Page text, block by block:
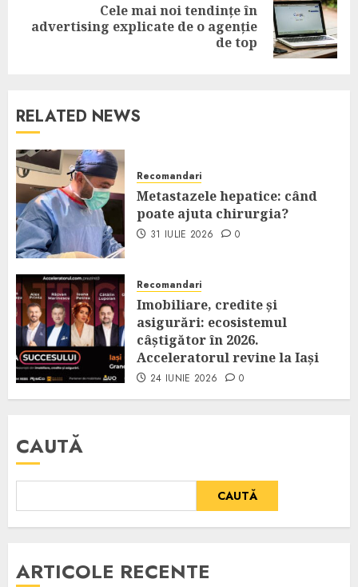
Next
Cele mai noi tendințe în
advertising explicate de o agenție
de top
RELATED NEWS
Recomandari
Metastazele hepatice: când
poate ajuta chirurgia?
31 IULIE 2026 0
Recomandari
Imobiliare, credite și
asigurări: ecosistemul
câștigător în 2026.
Acceleratorul revine la Iași
24 IUNIE 2026 0
CAUTĂ
CAUTĂ
ARTICOLE RECENTE